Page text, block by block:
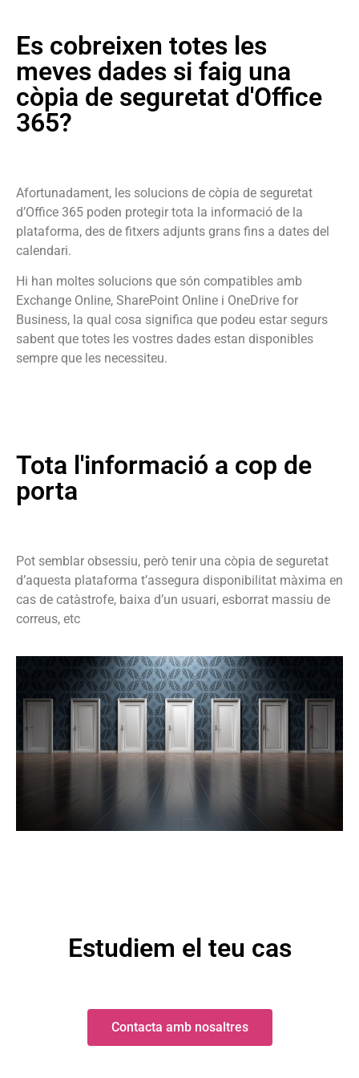
Es cobreixen totes les
meves dades si faig una
còpia de seguretat d'Office
365?
Afortunadament, les solucions de còpia de seguretat
d’Office 365 poden protegir tota la informació de la
plataforma, des de fitxers adjunts grans fins a dates del
calendari.
Hi han moltes solucions que són compatibles amb
Exchange Online, SharePoint Online i OneDrive for
Business, la qual cosa significa que podeu estar segurs
sabent que totes les vostres dades estan disponibles
sempre que les necessiteu.
Tota l'informació a cop de
porta
Pot semblar obsessiu, però tenir una còpia de seguretat
d’aquesta plataforma t’assegura disponibilitat màxima en
cas de catàstrofe, baixa d’un usuari, esborrat massiu de
correus, etc
Estudiem el teu cas
Contacta amb nosaltres